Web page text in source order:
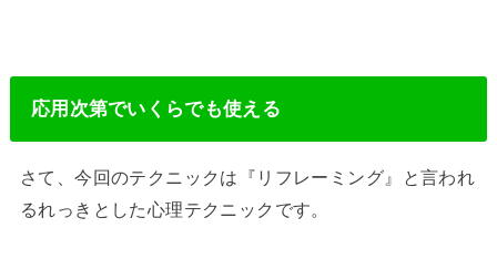
応用次第でいくらでも使える
さて、今回のテクニックは『リフレーミング』と言われ
るれっきとした心理テクニックです。